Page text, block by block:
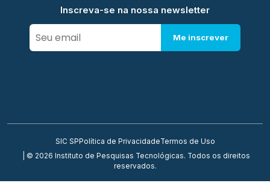
Inscreva-se na nossa newsletter
Me inscrever
SIC SP Política de PrivacidadeTermos de Uso
| © 2026 Instituto de Pesquisas Tecnológicas. Todos os direitos
reservados.